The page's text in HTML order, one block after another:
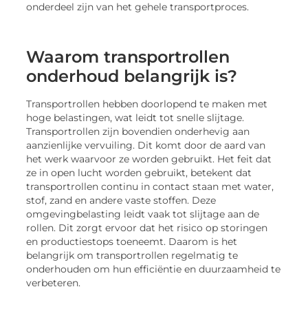
onderdeel zijn van het gehele transportproces.
Waarom transportrollen
onderhoud belangrijk is?
Transportrollen hebben doorlopend te maken met
hoge belastingen, wat leidt tot snelle slijtage.
Transportrollen zijn bovendien onderhevig aan
aanzienlijke vervuiling. Dit komt door de aard van
het werk waarvoor ze worden gebruikt. Het feit dat
ze in open lucht worden gebruikt, betekent dat
transportrollen continu in contact staan met water,
stof, zand en andere vaste stoffen. Deze
omgevingbelasting leidt vaak tot slijtage aan de
rollen. Dit zorgt ervoor dat het risico op storingen
en productiestops toeneemt. Daarom is het
belangrijk om transportrollen regelmatig te
onderhouden om hun efficiëntie en duurzaamheid te
verbeteren.